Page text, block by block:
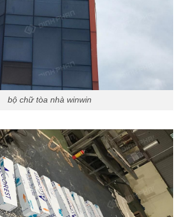
bộ chữ tòa nhà winwin